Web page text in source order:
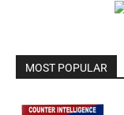
MOST POPULAR